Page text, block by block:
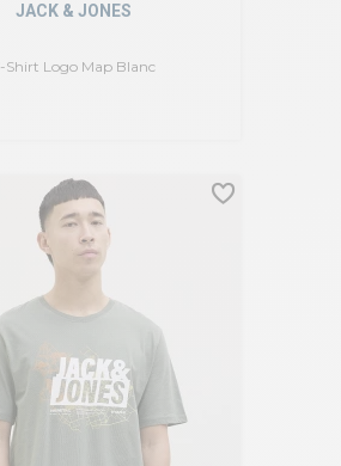
Shirt Logo Map Blanc
JACK & JONES